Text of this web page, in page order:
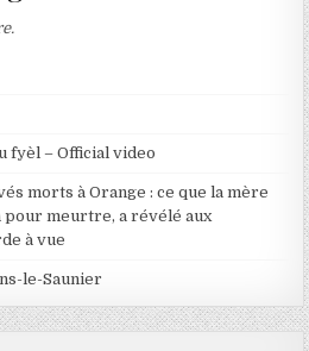
fyèl – Official video
morts à Orange : ce que la mère
pour meurtre, a révélé aux
à vue
le-Saunier